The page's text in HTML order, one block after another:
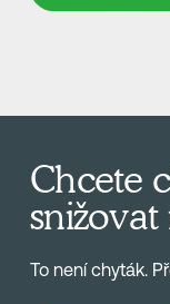
Chcete
snižovat
To není chyták.